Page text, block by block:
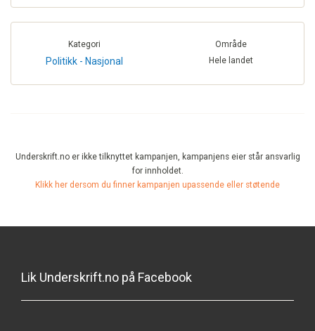
Kategori
Politikk - Nasjonal
Område
Hele landet
Underskrift.no er ikke tilknyttet kampanjen, kampanjens eier står ansvarlig
for innholdet.
Klikk her dersom du finner kampanjen upassende eller støtende
Lik Underskrift.no på Facebook